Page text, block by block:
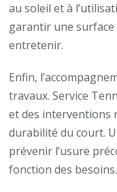
au soleil et à
garantir une surface
entretenir.
Enfin,
travaux. Service
et des interventions
durabilité du court.
prévenir l’usure
fonction des besoins.